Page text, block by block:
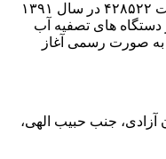
شرکت هولیوان صنعت آریا به شماره ثبت ۴۲۸۵۲۲ در سال ۱۳۹۱
دستگاه های تصفیه آب
به صورت رسمی آغاز
آزادی، جنب حبیب الهی،